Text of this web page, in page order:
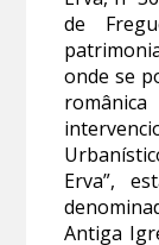
de
onde se
Erva”,
Antiga